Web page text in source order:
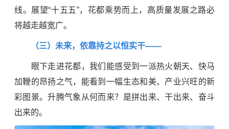
线。展望“十五五”，花都乘势而上，高质量发展之路必
将越走越宽广。
（三）未来，依靠持之以恒实干——
眼下走进花都，我们能感受到一派热火朝天、快马
加鞭的昂扬之气，能看到一幅生态和美、产业兴旺的新
彩图景。升腾气象从何而来？是拼出来、干出来、奋斗
出来的。